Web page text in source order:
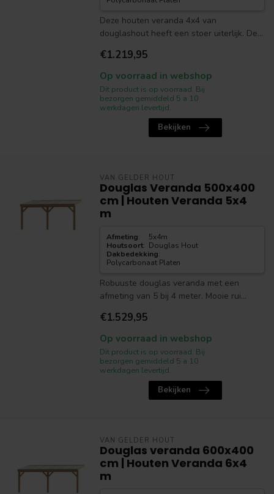
Deze houten veranda 4x4 van
douglashout heeft een stoer uiterlijk. De...
€1.219,95
Op voorraad in webshop
Dit product is op voorraad. Bij
bezorgen gemiddeld 5 a 10
werkdagen levertijd.
Bekijken
VAN GELDER HOUT
Douglas Veranda 500x400
cm | Houten Veranda 5x4
m
Afmeting:
5x4m
Houtsoort: Douglas Hout
Dakbedekking:
Polycarbonaat Platen
Robuuste douglas veranda met een
afmeting van 5 bij 4 meter. Mooie rui...
€1.529,95
Op voorraad in webshop
Dit product is op voorraad. Bij
bezorgen gemiddeld 5 a 10
werkdagen levertijd.
Bekijken
VAN GELDER HOUT
Douglas veranda 600x400
cm | Houten Veranda 6x4
m